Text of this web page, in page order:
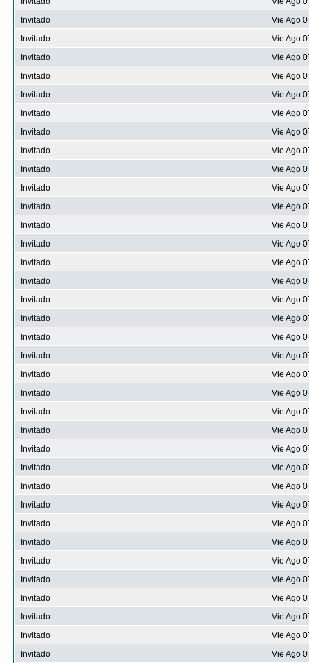
Invitado
Vie Ago
Invitado
Vie Ago
Invitado
Vie Ago
Invitado
Vie Ago
Invitado
Vie Ago
Invitado
Vie Ago
Invitado
Vie Ago
Invitado
Vie Ago
Invitado
Vie Ago
Invitado
Vie Ago
Invitado
Vie Ago
Invitado
Vie Ago
Invitado
Vie Ago
Invitado
Vie Ago
Invitado
Vie Ago
Invitado
Vie Ago
Invitado
Vie Ago
Invitado
Vie Ago
Invitado
Vie Ago
Invitado
Vie Ago
Invitado
Vie Ago
Invitado
Vie Ago
Invitado
Vie Ago
Invitado
Vie Ago
Invitado
Vie Ago
Invitado
Vie Ago
Invitado
Vie Ago
Invitado
Vie Ago
Invitado
Vie Ago
Invitado
Vie Ago
Invitado
Vie Ago
Invitado
Vie Ago
Invitado
Vie Ago
Invitado
Vie Ago
Invitado
Vie Ago